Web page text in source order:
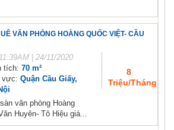
VĂN PHÒNG HOÀNG QUỐC VIỆT- CẦU
| 24/11/2020
tích: 70 m²
vực: Quận Cầu Giấy,
8
Triệu/Tháng
văn phòng Hoàng
Huyên- Tô Hiệu giá...